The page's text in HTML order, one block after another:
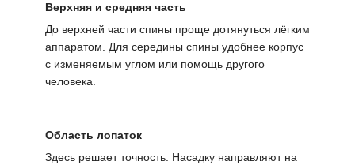
Верхняя и средняя часть
До верхней части спины проще дотянуться лёгким
аппаратом. Для середины спины удобнее корпус
с изменяемым углом или помощь другого
человека.
Область лопаток
Здесь решает точность. Насадку направляют на